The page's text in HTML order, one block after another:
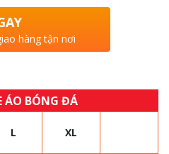
hàng tận nơi
ÁO BÓNG ĐÁ
L XL